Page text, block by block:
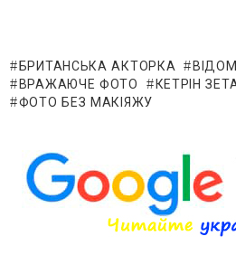
БРИТАНСЬКА АКТОРКА
ВРАЖАЮЧЕ ФОТО
КЕТРІН
ФОТО БЕЗ МАКІЯЖУ